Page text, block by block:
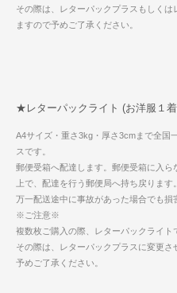
その際は、レターパックプラスもしく
ますので予めご了承ください。
★レターパックライト (お洋服１
A4サイズ・重さ3kg・厚さ3cmまで全国
スです。
郵便受箱へ配達します。郵便受箱に入
上で、配達を行う郵便局へ持ち戻ります。
万一配送途中に事故があった場合でも損
※ご注意※
複数枚ご購入の際、レターパックライト
その際は、レターパックプラスに変更さ
予めご了承ください。